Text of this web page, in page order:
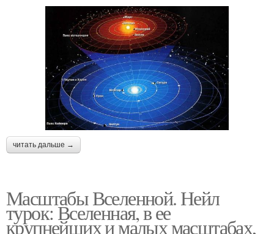
читать дальше →
Масштабы Вселенной. Нейл
турок: Вселенная, в ее
крупнейших и малых масштабах,